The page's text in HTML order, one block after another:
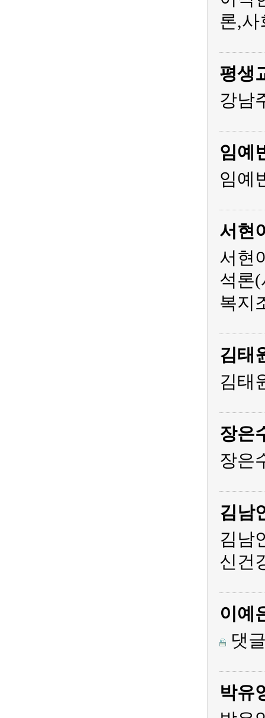
론,사
평생
강남
임예
임예
서현
서현
석론
복지
김태
김태
장은
장은
김남
김남
신건
이예
댓
박유